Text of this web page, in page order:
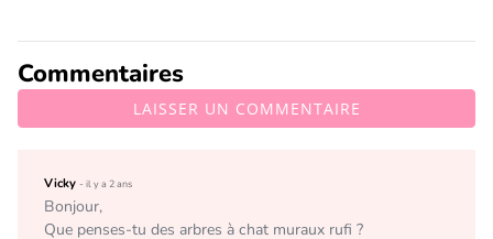
Commentaires
LAISSER UN COMMENTAIRE
Vicky - il y a 2 ans
Bonjour,
Que penses-tu des arbres à chat muraux rufi ?